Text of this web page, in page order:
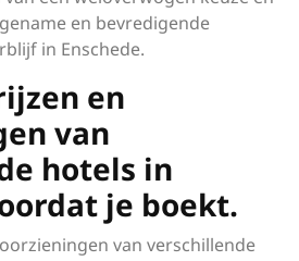
en bevredigende
in Enschede.
en
van
hotels in
je boekt.
van verschillende